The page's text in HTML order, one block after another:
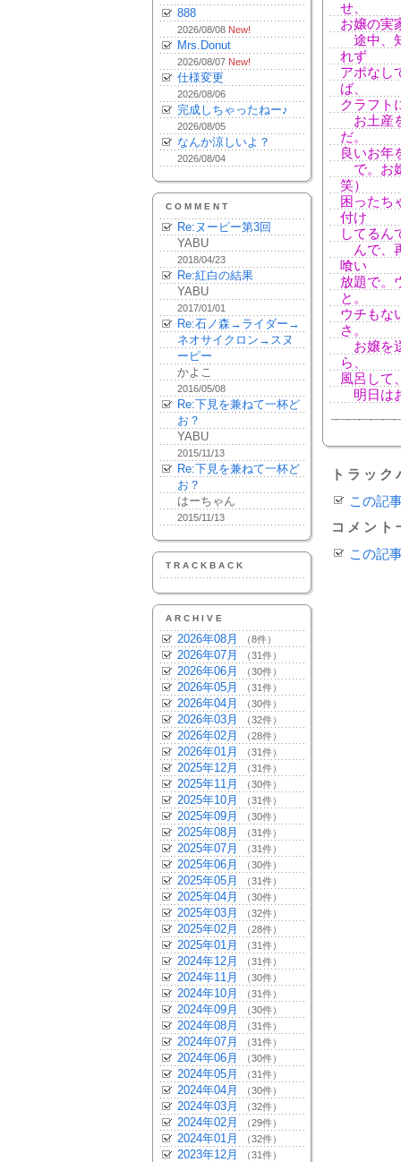
888
2026/08/08 New!
Mrs.Donut
2026/08/07 New!
仕様変更
2026/08/06
完成しちゃったねー♪
2026/08/05
なんか涼しいよ？
2026/08/04
COMMENT
Re:ヌーピー第3回
YABU
2018/04/23
Re:紅白の結果
YABU
2017/01/01
Re:石ノ森→ライダー→
ネオサイクロン→スヌ
ーピー
かよこ
2016/05/08
Re:下見を兼ねて一杯ど
お？
YABU
2015/11/13
Re:下見を兼ねて一杯ど
お？
はーちゃん
2015/11/13
TRACKBACK
ARCHIVE
2026年08月 （8件）
2026年07月 （31件）
2026年06月 （30件）
2026年05月 （31件）
2026年04月 （30件）
2026年03月 （32件）
2026年02月 （28件）
2026年01月 （31件）
2025年12月 （31件）
2025年11月 （30件）
2025年10月 （31件）
2025年09月 （30件）
2025年08月 （31件）
2025年07月 （31件）
2025年06月 （30件）
2025年05月 （31件）
2025年04月 （30件）
2025年03月 （32件）
2025年02月 （28件）
2025年01月 （31件）
2024年12月 （31件）
2024年11月 （30件）
2024年10月 （31件）
2024年09月 （30件）
2024年08月 （31件）
2024年07月 （31件）
2024年06月 （30件）
2024年05月 （31件）
2024年04月 （30件）
2024年03月 （32件）
2024年02月 （29件）
2024年01月 （32件）
2023年12月 （31件）
せ、
お嬢の実
途中、
れず
アポなし
ば、
クラフト
お土産
だ。
良いお年
で。お
笑）
困ったち
付け
してるん
んで、
喰い
放題で。
と。
ウチもな
さ。
お嬢を
ら、
風呂して
明日は
トラッ
この記
コメント
この記